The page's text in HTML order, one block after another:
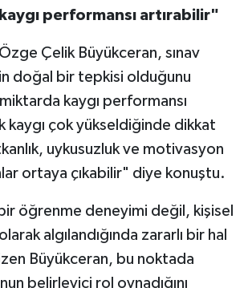
performansı artırabilir"
Çelik Büyükceran, sınav
doğal bir tepkisi olduğunu
kaygı performansı
kaygı çok yükseldiğinde dikkat
uykusuzluk ve motivasyon
ortaya çıkabilir" diye konuştu.
bir öğrenme deneyimi değil, kişisel
algılandığında zararlı bir hal
çizen Büyükceran, bu noktada
belirleyici rol oynadığını